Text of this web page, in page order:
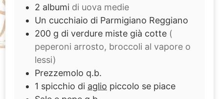
2 albumi di uova medie
Un cucchiaio di Parmigiano Reggiano
200 g di verdure miste già cotte (
peperoni arrosto, broccoli al vapore o
lessi)
Prezzemolo q.b.
1 spicchio di aglio piccolo se piace